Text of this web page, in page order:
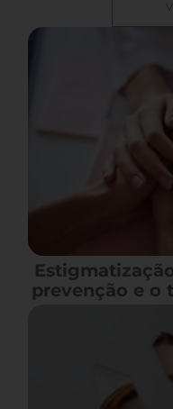
prevenção e o